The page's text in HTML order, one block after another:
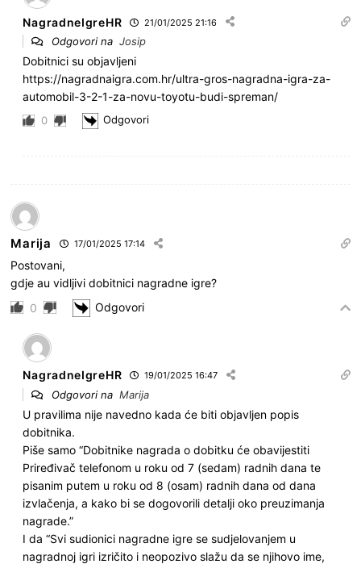
NagradneIgreHR 21/01/2025 21:16
Odgovori naJosip
Dobitnici su objavljeni
https://nagradnaigra.com.hr/ultra-gros-nagradna-igra-za-
automobil-3-2-1-za-novu-toyotu-budi-spreman/
0 Odgovori
Marija 17/01/2025 17:14
Postovani,
gdje au vidljivi dobitnici nagradne igre?
0
Odgovori
NagradneIgreHR 19/01/2025 16:47
Odgovori naMarija
U pravilima nije navedno kada će biti objavljen popis
dobitnika.
Piše samo “Dobitnike nagrada o dobitku će obavijestiti
Priređivač telefonom u roku od 7 (sedam) radnih dana te
pisanim putem u roku od 8 (osam) radnih dana od dana
izvlačenja, a kako bi se dogovorili detalji oko preuzimanja
nagrade.”
I da “Svi sudionici nagradne igre se sudjelovanjem u
nagradnoj igri izričito i neopozivo slažu da se njihovo ime,